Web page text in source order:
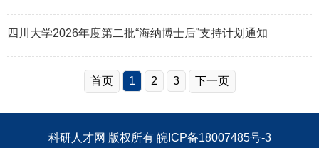
四川大学2026年度第二批“海纳博士后”支持计划通知
首页 1 2 3 下一页
科研人才网 版权所有 皖ICP备18007485号-3